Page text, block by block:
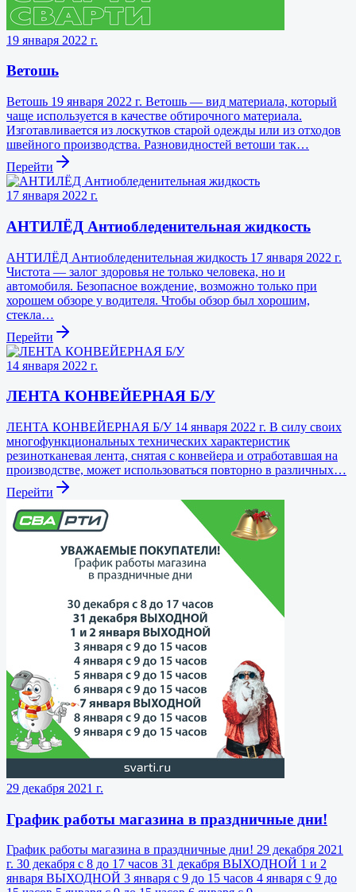
19 января 2022 г.
Ветошь
Ветошь 19 января 2022 г. Ветошь — вид материала, который
чаще используется в качестве обтирочного материала.
Изготавливается из лоскутков старой одежды или из отходов
швейного производства. Разновидностей ветоши так…
Перейти
17 января 2022 г.
АНТИЛЁД Антиобледенительная жидкость
АНТИЛЁД Антиобледенительная жидкость 17 января 2022 г.
Чистота — залог здоровья не только человека, но и
автомобиля. Безопасное вождение, возможно только при
хорошем обзоре у водителя. Чтобы обзор был хорошим,
стекла…
Перейти
14 января 2022 г.
ЛЕНТА КОНВЕЙЕРНАЯ Б/У
ЛЕНТА КОНВЕЙЕРНАЯ Б/У 14 января 2022 г. В силу своих
многофункциональных технических характеристик
резинотканевая лента, снятая с конвейера и отработавшая на
производстве, может использоваться повторно в различных…
Перейти
29 декабря 2021 г.
График работы магазина в праздничные дни!
График работы магазина в праздничные дни! 29 декабря 2021
г. 30 декабря с 8 до 17 часов 31 декабря ВЫХОДНОЙ 1 и 2
января ВЫХОДНОЙ 3 января с 9 до 15 часов 4 января с 9 до